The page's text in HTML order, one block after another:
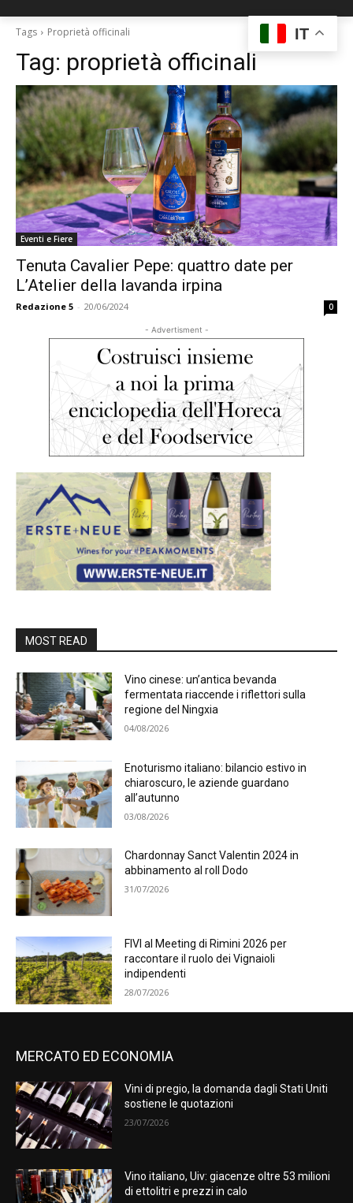
Tags Proprietà officinali
Tag: proprietà officinali
Eventi e Fiere
Tenuta Cavalier Pepe: quattro date per
L’Atelier della lavanda irpina
Redazione 5 - 20/06/2024 0
- Advertisment -
MOST READ
Vino cinese: un’antica bevanda
fermentata riaccende i riflettori sulla
regione del Ningxia
04/08/2026
Enoturismo italiano: bilancio estivo in
chiaroscuro, le aziende guardano
all’autunno
03/08/2026
Chardonnay Sanct Valentin 2024 in
abbinamento al roll Dodo
31/07/2026
FIVI al Meeting di Rimini 2026 per
raccontare il ruolo dei Vignaioli
indipendenti
28/07/2026
MERCATO ED ECONOMIA
Vini di pregio, la domanda dagli Stati Uniti
sostiene le quotazioni
23/07/2026
Vino italiano, Uiv: giacenze oltre 53 milioni
di ettolitri e prezzi in calo
IT